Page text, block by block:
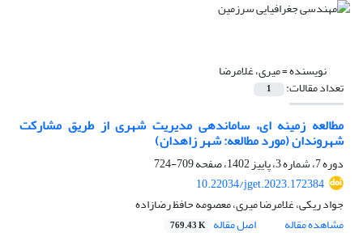
نویسنده =میری، غلامرضا
تعداد مقالات: 1
مطالعه زمینه ای، ساماندهی مدیریت شهری از طریق مشارکت
شهروندان (مورد مطالعه: شهر زاهدان)
دوره 7، شماره 3، پاییز 1402، صفحه
709-724
10.22034/jget.2023.172384
جواد ریکی، غلامرضا میری، معصومه حافظ رضازاده
مشاهده مقاله
اصل مقاله 769.43 K